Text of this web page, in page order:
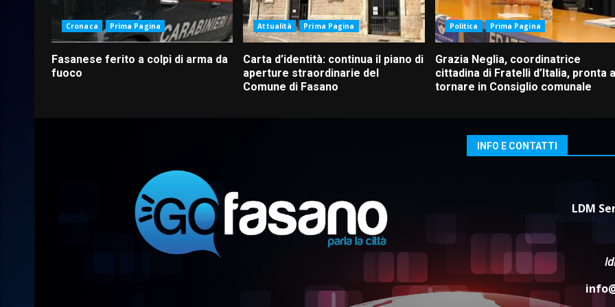
Cronaca Prima Pagina
Fasanese ferito a colpi di arma da
fuoco
Attualità Prima Pagina
Carta d’identità: continua il piano di
aperture straordinarie del
Comune di Fasano
Politica Prima Pagina
Grazia Neglia, coordinatrice
cittadina di Fratelli d’Italia, pronta a
tornare in Consiglio comunale
INFO E CONTATTI
LDM